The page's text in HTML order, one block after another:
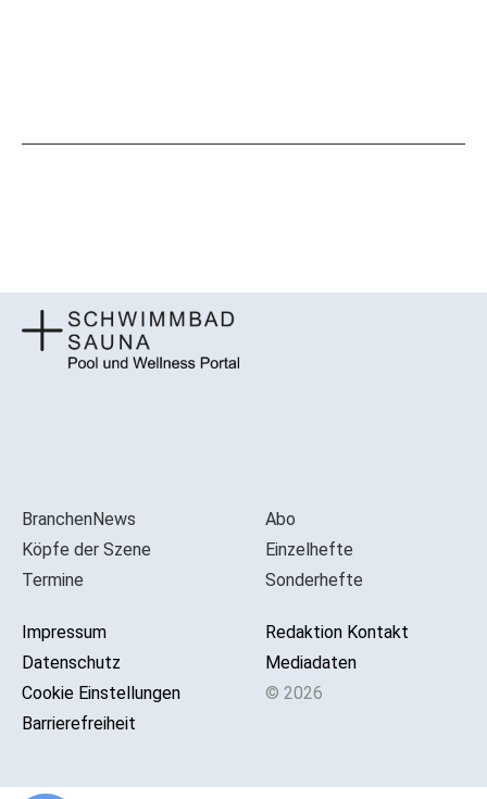
BranchenNews
Köpfe der Szene
Termine
Impressum
Datenschutz
Cookie Einstellungen
Barrierefreiheit
Abo
Einzelhefte
Sonderhefte
Redaktion Kontakt
Mediadaten
© 2026